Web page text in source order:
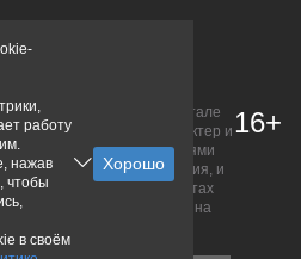
размещенная на портале
ознакомительный характер и
определяемой положениями
и полного описания, и
условия уточняйте на сайтах
Исключительное право на
правообладателям.
16+
работу
нажав
чтобы
в своём